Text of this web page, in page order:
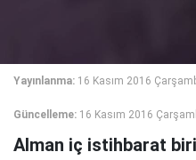
Yayınlanma: 16 Kasım 2016
Güncelleme: 16 Kasım 2016
Alman iç istihbarat